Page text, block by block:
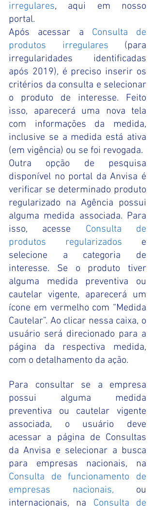
irregulares, aqui em nosso
portal.
Após acessar a
Consulta de
produtos irregulares
(para
irregularidades identificadas
após 2019), é preciso inserir os
critérios da consulta e selecionar
o produto de interesse. Feito
isso, aparecerá uma nova tela
com informações da medida,
inclusive se a medida está ativa
Outra opção de pesquisa
disponível no portal da Anvisa é
verificar se determinado produto
regularizado na Agência possui
alguma medida associada. Para
isso, acesse
Consulta de
produtos regularizados
e
selecione a categoria de
interesse. Se o produto tiver
alguma medida preventiva ou
cautelar vigente, aparecerá um
ícone em vermelho com “Medida
Cautelar”. Ao clicar nessa caixa, o
usuário será direcionado para a
página da respectiva medida,
com o detalhamento da ação.
Para consultar se a empresa
possui alguma medida
preventiva ou cautelar vigente
associada, o usuário deve
acessar a página de Consultas
da Anvisa e selecionar a busca
para empresas nacionais, na
Consulta de funcionamento de
empresas nacionais,
ou
internacionais, na
Consulta de